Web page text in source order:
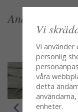
Andra köpte
Vi
Vi
personlig
våra
detta
enheter.